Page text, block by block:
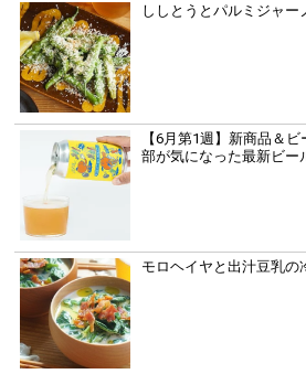
ししとうとパルミジャー
【6月第1週】新商品＆
部が気になった最新ビー
モロヘイヤと出汁豆乳の